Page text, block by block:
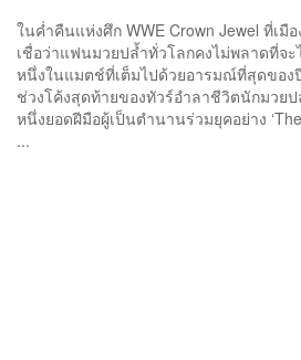
ในค่ำคืนแห่งศึก WWE Crown Jewel ที่เมือ
เชื่อว่าแฟนมวยปล้ำทั่วโลกคงไม่พลาดที่จ
หนึ่งในแมตช์ที่เต็มไปด้วยอารมณ์ที่สุดขอ
ช่วงโค้งสุดท้ายของทัวร์อำลาชีวิตนักมวย
หนึ่งยอดฝีมือผู้เป็นตำนานร่วมยุคอย่าง
...